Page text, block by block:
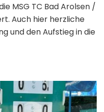
MSG TC Bad Arolsen /
Auch hier herzliche
und den Aufstieg in die